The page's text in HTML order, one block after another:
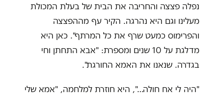
נפלה פצצה והחריבה את הבית של בעלת המכולת
מעלינו וגם היא נהרגה. הקיר עף מההפצצה
והפרימוס כמעט שרף את כל המרתף". כאן היא
מדלגת על 10 שנים ומספרת: "אבא התחתן וחי
בגדרה. שנאנו את האמא החורגת".
"היה לי אח חולה…", היא חוזרת למלחמה, "אמא שלי